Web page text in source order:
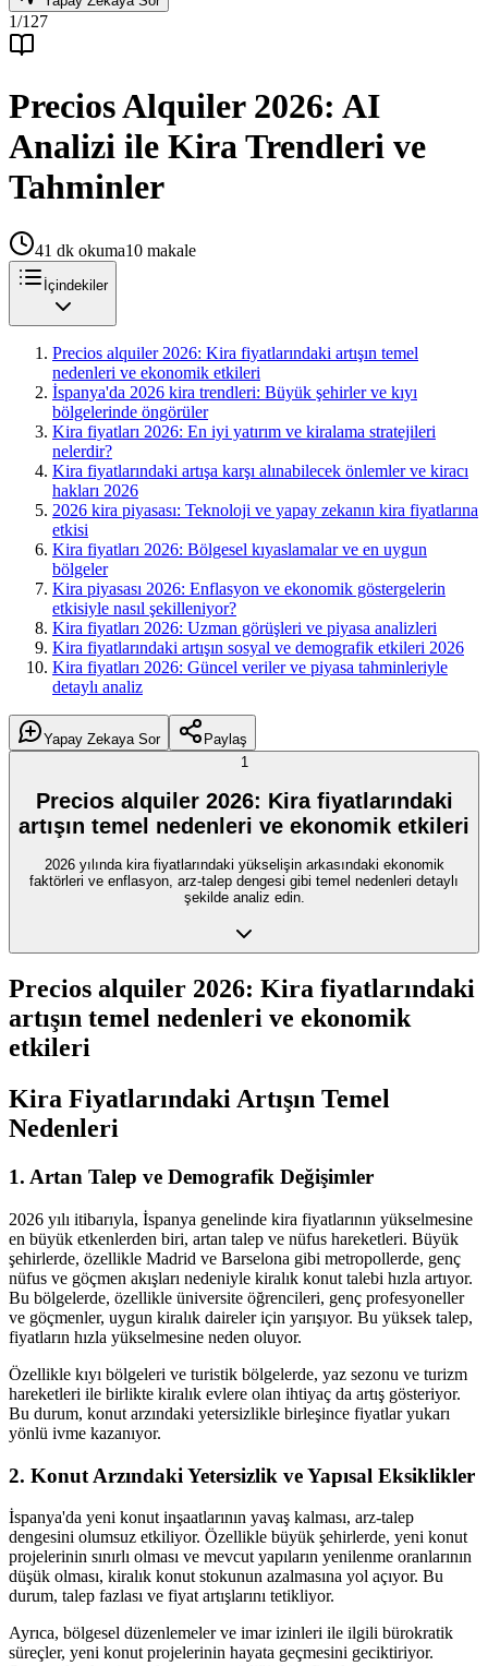
1/127
Precios Alquiler 2026: AI
Analizi ile Kira Trendleri ve
Tahminler
41 dk okuma10 makale
İçindekiler
Precios alquiler 2026: Kira fiyatlarındaki artışın temel
nedenleri ve ekonomik etkileri
İspanya'da 2026 kira trendleri: Büyük şehirler ve kıyı
bölgelerinde öngörüler
Kira fiyatları 2026: En iyi yatırım ve kiralama stratejileri
nelerdir?
Kira fiyatlarındaki artışa karşı alınabilecek önlemler ve kiracı
hakları 2026
2026 kira piyasası: Teknoloji ve yapay zekanın kira fiyatlarına
etkisi
Kira fiyatları 2026: Bölgesel kıyaslamalar ve en uygun
bölgeler
Kira piyasası 2026: Enflasyon ve ekonomik göstergelerin
etkisiyle nasıl şekilleniyor?
Kira fiyatları 2026: Uzman görüşleri ve piyasa analizleri
Kira fiyatlarındaki artışın sosyal ve demografik etkileri 2026
Kira fiyatları 2026: Güncel veriler ve piyasa tahminleriyle
detaylı analiz
Yapay Zekaya Sor
Paylaş
1
Precios alquiler 2026: Kira fiyatlarındaki
artışın temel nedenleri ve ekonomik etkileri
2026 yılında kira fiyatlarındaki yükselişin arkasındaki ekonomik
faktörleri ve enflasyon, arz-talep dengesi gibi temel nedenleri detaylı
şekilde analiz edin.
Precios alquiler 2026: Kira fiyatlarındaki
artışın temel nedenleri ve ekonomik
etkileri
Kira Fiyatlarındaki Artışın Temel
Nedenleri
1. Artan Talep ve Demografik Değişimler
2026 yılı itibarıyla, İspanya genelinde kira fiyatlarının yükselmesine
en büyük etkenlerden biri, artan talep ve nüfus hareketleri. Büyük
şehirlerde, özellikle Madrid ve Barselona gibi metropollerde, genç
nüfus ve göçmen akışları nedeniyle kiralık konut talebi hızla artıyor.
Bu bölgelerde, özellikle üniversite öğrencileri, genç profesyoneller
ve göçmenler, uygun kiralık daireler için yarışıyor. Bu yüksek talep,
fiyatların hızla yükselmesine neden oluyor.
Özellikle kıyı bölgeleri ve turistik bölgelerde, yaz sezonu ve turizm
hareketleri ile birlikte kiralık evlere olan ihtiyaç da artış gösteriyor.
Bu durum, konut arzındaki yetersizlikle birleşince fiyatlar yukarı
yönlü ivme kazanıyor.
2. Konut Arzındaki Yetersizlik ve Yapısal Eksiklikler
İspanya'da yeni konut inşaatlarının yavaş kalması, arz-talep
dengesini olumsuz etkiliyor. Özellikle büyük şehirlerde, yeni konut
projelerinin sınırlı olması ve mevcut yapıların yenilenme oranlarının
düşük olması, kiralık konut stokunun azalmasına yol açıyor. Bu
durum, talep fazlası ve fiyat artışlarını tetikliyor.
Ayrıca, bölgesel düzenlemeler ve imar izinleri ile ilgili bürokratik
süreçler, yeni konut projelerinin hayata geçmesini geciktiriyor.